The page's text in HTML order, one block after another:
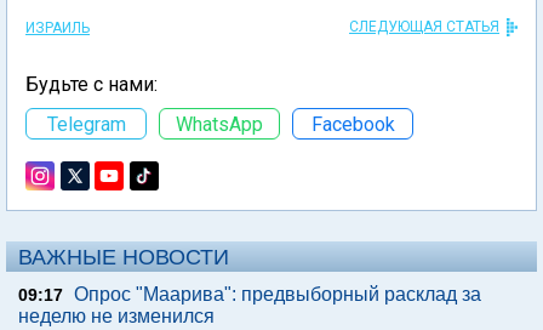
ИЗРАИЛЬ СЛЕДУЮЩАЯ СТАТЬЯ
Будьте с нами:
Telegram
WhatsApp Facebook
ВАЖНЫЕ НОВОСТИ
09:17 Опрос "Mаарива": предвыборный расклад за
неделю не изменился